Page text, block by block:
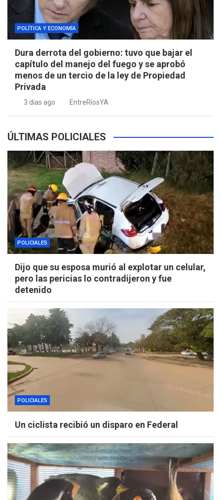
POLÍTICA Y ECONOMÍA
Dura derrota del gobierno: tuvo que bajar el
capítulo del manejo del fuego y se aprobó
menos de un tercio de la ley de Propiedad
Privada
3 días ago EntreRíosYA
ÚLTIMAS POLICIALES
POLICIALES
Dijo que su esposa murió al explotar un celular,
pero las pericias lo contradijeron y fue
detenido
POLICIALES
Un ciclista recibió un disparo en Federal